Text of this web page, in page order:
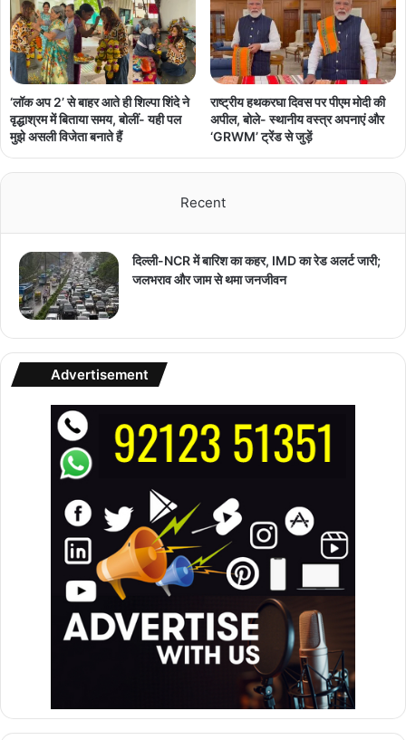
‘लॉक अप 2’ से बाहर आते ही शिल्पा शिंदे ने
वृद्धाश्रम में बिताया समय, बोलीं- यही पल
मुझे असली विजेता बनाते हैं
राष्ट्रीय हथकरघा दिवस पर पीएम मोदी की
अपील, बोले- स्थानीय वस्त्र अपनाएं और
‘GRWM’ ट्रेंड से जुड़ें
Recent
दिल्ली-NCR में बारिश का कहर, IMD का रेड अलर्ट जारी;
जलभराव और जाम से थमा जनजीवन
Advertisement